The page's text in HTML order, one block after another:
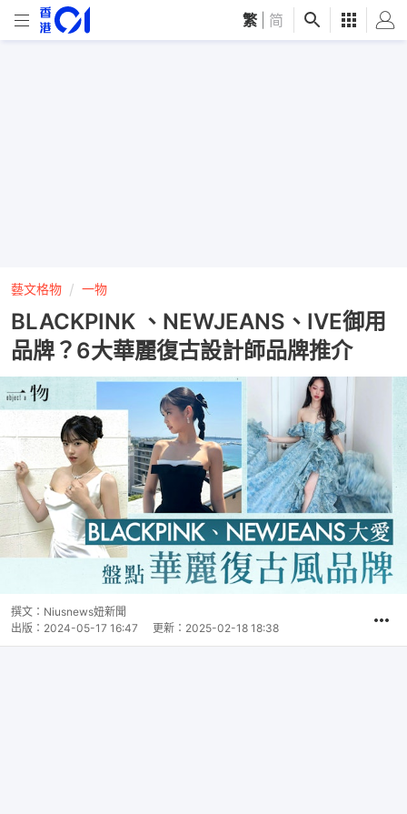
繁 简
藝文格物 一物
BLACKPINK 、NEWJEANS、IVE御用
品牌？6大華麗復古設計師品牌推介
撰文： Niusnews妞新聞
出版： 2024-05-17 16:47 更新： 2025-02-18 18:38